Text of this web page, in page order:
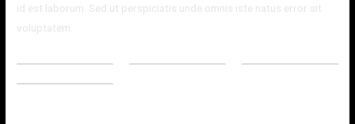
id est laborum. Sed ut perspiciatis unde omnis iste natus error sit
voluptatem.